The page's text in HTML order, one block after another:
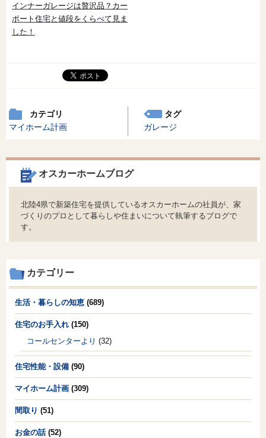
インナーガレージは贅沢品？カー
ポート住宅と値段をくらべて見ま
した！
カテゴリ
マイホーム計画
タグ
ガレージ
オスカーホームブログ
北陸4県で新築住宅を提供しているオスカーホームの社員が、家
づくりのプロとして暮らしや住まいについて執筆するブログで
す。
カテゴリー
生活・暮らしの知恵 (689)
住宅のお手入れ (150)
コールセンターより (32)
住宅性能・設備 (90)
マイホーム計画 (309)
間取り (51)
お金の話(52)